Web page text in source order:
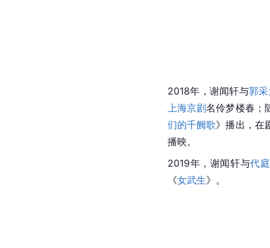
2018年，谢闻轩与郭
上海京剧名伶梦楼春；
们的千阙歌》播出，在
播映。
2019年，谢闻轩与代
《女武生》。